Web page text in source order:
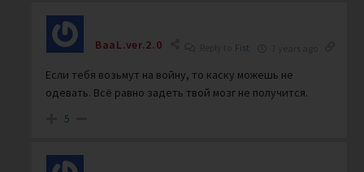
BaaL.ver.2.0 Fist
Если тебя возьмут на войну, то каску можешь не
одевать. Всё равно задеть твой мозг не получится.
5